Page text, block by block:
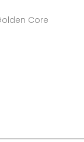
Core